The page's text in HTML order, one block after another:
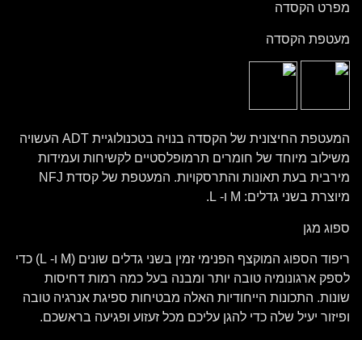
מפרט הקסדה
מעטפת הקסדה
המעטפת החיצונית של הקסדה בנויה בטכנולוגיית ADT העשויה
משילוב מיוחד של חומרים תרמופלסטיים לקשיחות ועמידות
מירבית בעת תאונות והתרסקויות. המעטפת של קסדת NFJ
מיוצרת בשני גדלים: M ו- L.
ספוג מגן
ריפוד הספוג המוקצף הפנימי זמין בשני גדלים שונים (M ו- L) כדי
לספק ארגונומיה טובה יותר ומבנה בעל כמה רמות דחיסות
שונות. התכונות הייחודיות האלה מבטיחות ספיגת אנרגיה טובה
ופיזור יעיל שלה כדי להגן עליכם מכל זעזוע ופגיעה בראשכם.